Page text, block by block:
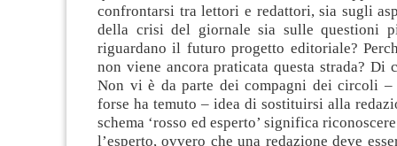
confrontarsi tra lettori e redattori, sia sugli
della crisi del giornale sia sulle questioni
riguardano il futuro progetto editoriale?
non viene ancora praticata questa strada? Di
Non vi è da parte dei compagni dei circoli –
forse ha temuto – idea di sostituirsi alla
schema ‘rosso ed esperto’ significa
l’esperto, ovvero che una redazione deve